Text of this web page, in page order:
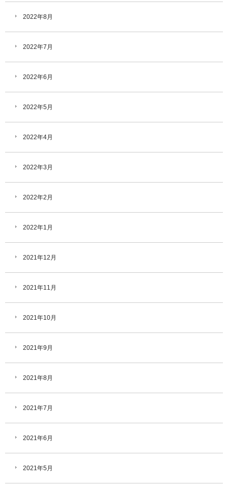
2022年8月
2022年7月
2022年6月
2022年5月
2022年4月
2022年3月
2022年2月
2022年1月
2021年12月
2021年11月
2021年10月
2021年9月
2021年8月
2021年7月
2021年6月
2021年5月